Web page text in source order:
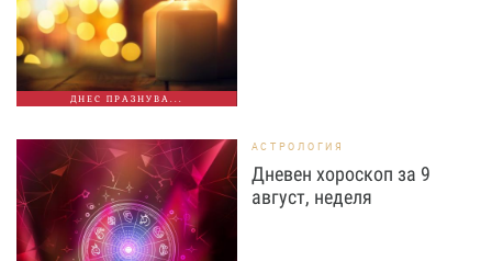
ДНЕС ПРАЗНУВА...
АСТРОЛОГИЯ
Дневен хороскоп за 9
август, неделя